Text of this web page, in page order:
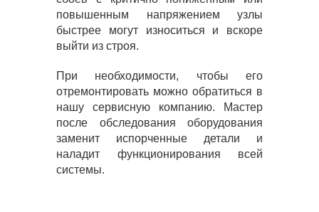
повышенным напряжением узлы
быстрее могут износиться и вскоре
выйти из строя.
При необходимости, чтобы его
отремонтировать можно обратиться в
нашу сервисную компанию. Мастер
после обследования оборудования
заменит испорченные детали и
наладит функционирования всей
системы.